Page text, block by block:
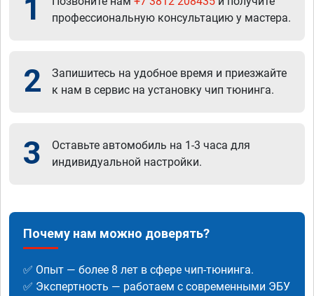
1
профессиональную консультацию у мастера.
2
Запишитесь на удобное время и приезжайте
к нам в сервис на установку чип тюнинга.
3
Оставьте автомобиль на 1-3 часа для
индивидуальной настройки.
Почему нам можно доверять?
✅ Опыт — более 8 лет в сфере чип-тюнинга.
✅ Экспертность — работаем с современными ЭБУ